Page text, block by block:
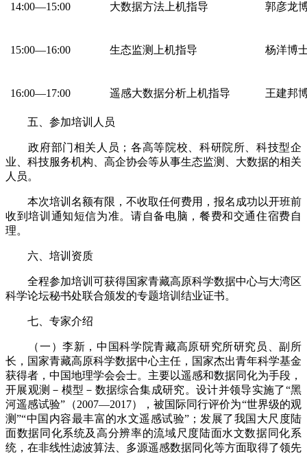
14:00—15:00 大数据方法上机指导 郭彦龙
15:00—16:00 生态监测上机指导 杨洋博
16:00—17:00 遥感大数据分析上机指导 王建邦
五、参加培训人员
政府部门相关人员；各高等院校、科研院所、科技型企
业、科技服务机构、高企协会等从事生态监测、大数据的相关
人员。
本次培训名额有限，不收取任何费用，报名成功以开班前
收到培训通知短信为准。请自备电脑，餐费和交通住宿费自
理。
六、培训资质
全程参加培训可获得国家青藏高原科学数据中心与大湾区
科学论坛秘书处联合颁发的专题培训结业证书。
七、专家介绍
（一）李新，中国科学院青藏高原研究所研究员、副所
长，国家青藏高原科学数据中心主任，国家杰出青年科学基金
获得者，中国地理学会会士。主要以遥感和数据同化为手段，
开展观测－模型－数据综合集成研究。设计并领导实施了“黑
河遥感试验”（2007—2017），被国际同行评价为“世界级的观
测”“中国内容最丰富的水文遥感试验”；发展了我国大尺度陆
面数据同化系统及高分辨率的流域尺度陆面水文数据同化系
统，在非线性滤波算法、多源遥感数据同化等方面取得了领先